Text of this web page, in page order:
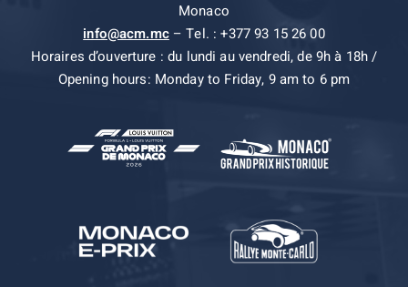
Monaco
info@acm.mc– Tel. : +377 93 15 26 00
Horaires d’ouverture : du lundi au vendredi, de 9h à 18h /
Opening hours: Monday to Friday, 9 am to 6 pm